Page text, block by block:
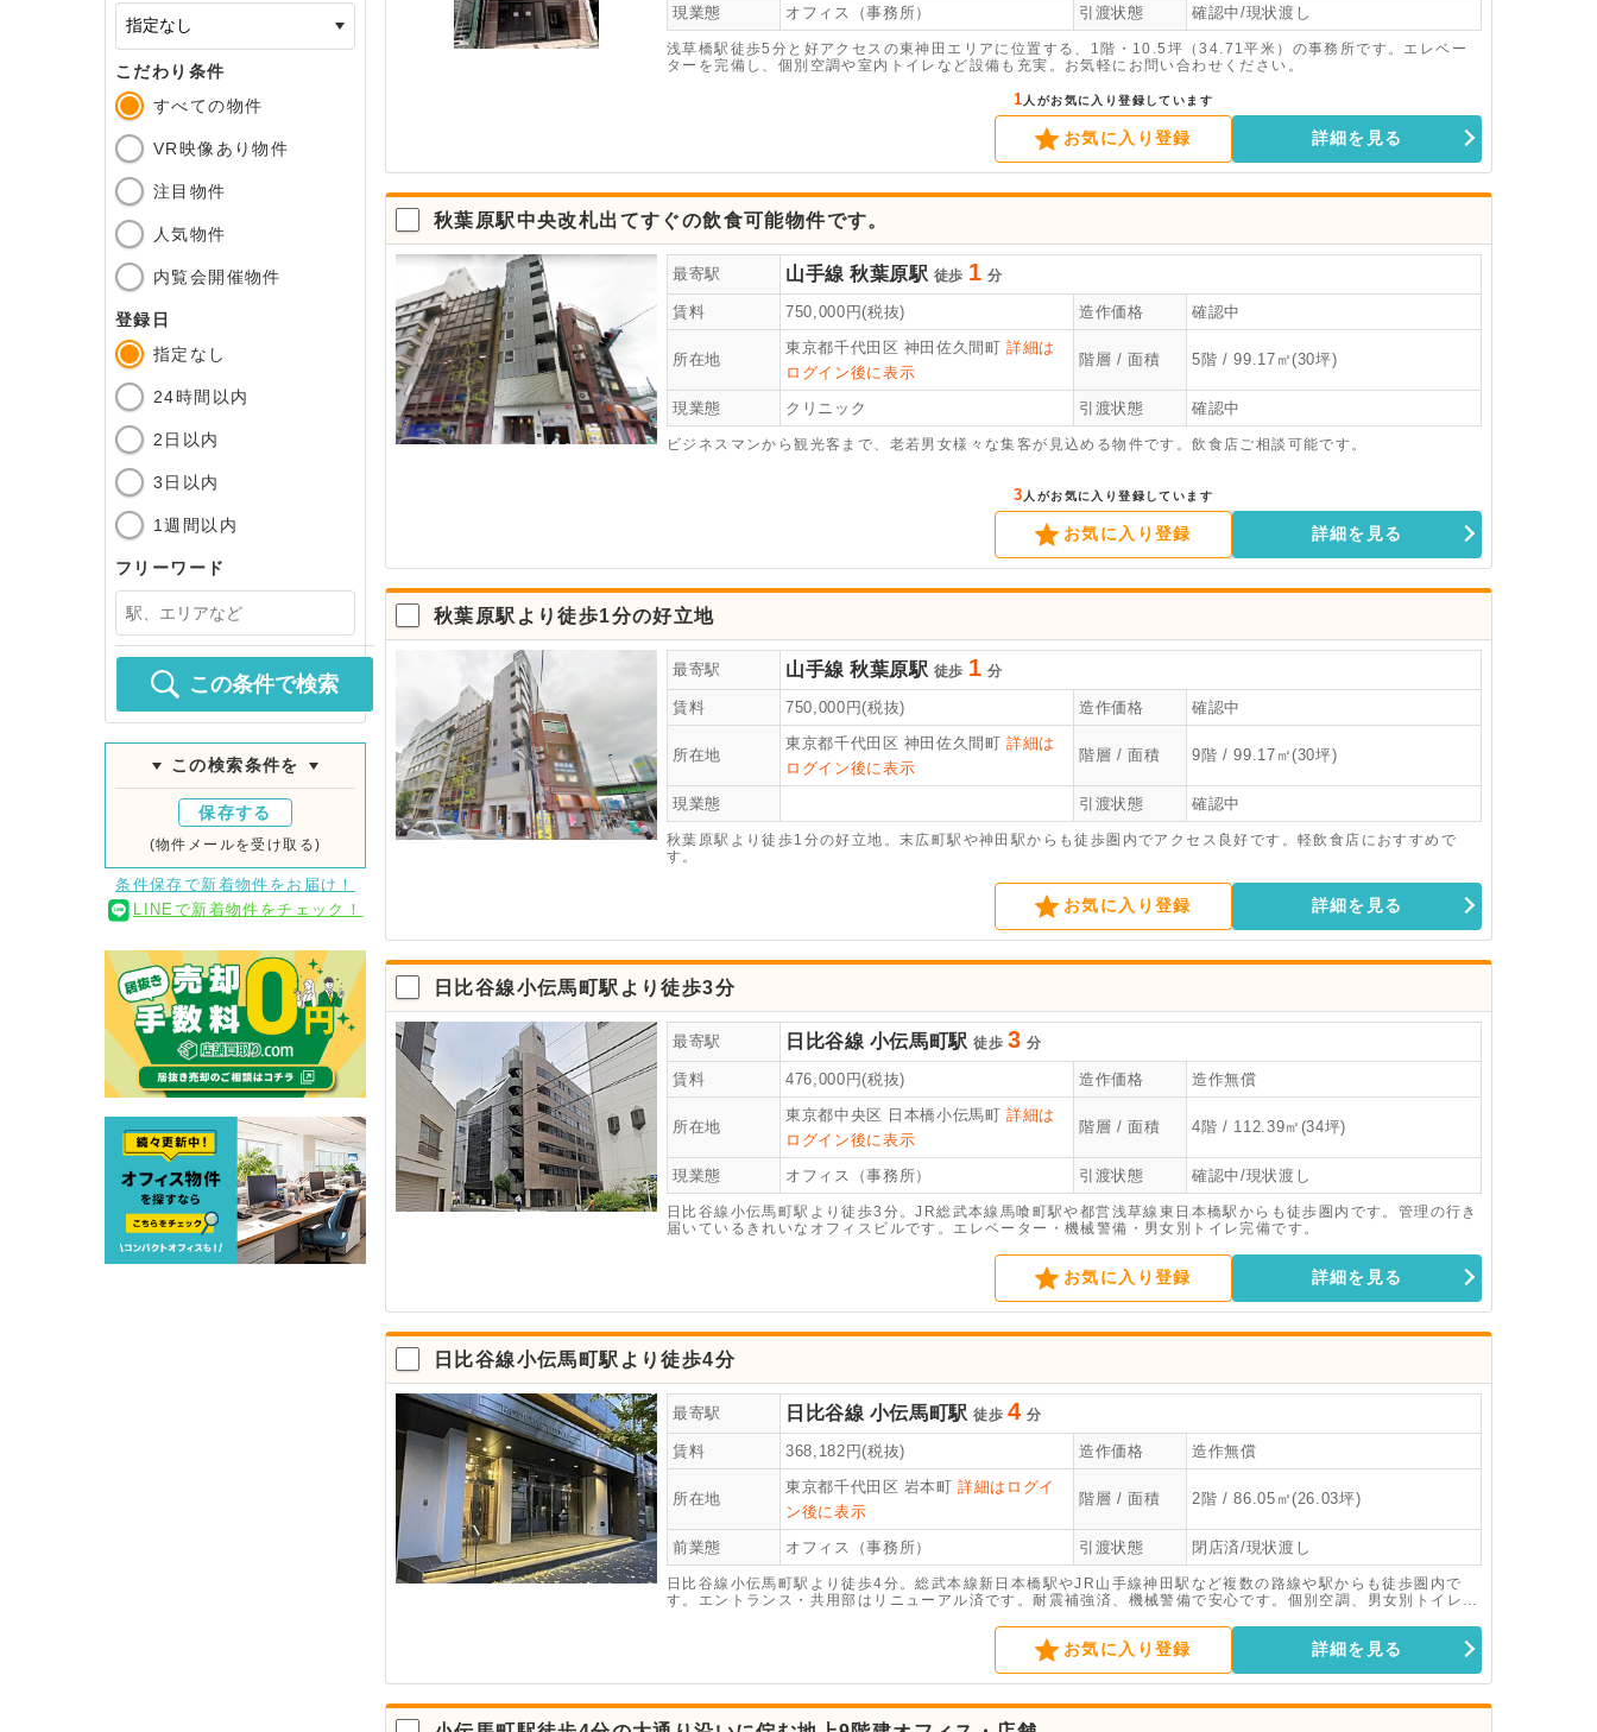
こだわり条件
すべての物件
VR映像あり物件
注目物件
人気物件
内覧会開催物件
登録日
指定なし
24時間以内
2日以内
3日以内
1週間以内
フリーワード
この条件で検索
この検索条件を
保存する
(物件メールを受け取る)
条件保存で新着物件をお届け！
LINEで新着物件をチェック！
現業態 オフィス（事務所） 引渡状態 確認中/現状渡し
浅草橋駅徒歩5分と好アクセスの東神田エリアに位置する、1階・10.5坪（34.71平米）の事務所です。エレベー
ターを完備し、個別空調や室内トイレなど設備も充実。お気軽にお問い合わせください。
1 人がお気に入り登録しています
お気に入り登録 詳細を見る
秋葉原駅中央改札出てすぐの飲食可能物件です。
最寄駅 山手線 秋葉原駅 徒歩 1 分
賃料 750,000円(税抜) 造作価格 確認中
所在地
東京都千代田区 神田佐久間町詳細は
ログイン後に表示
階層 / 面積 5階 / 99.17㎡(30坪)
現業態 クリニック 引渡状態 確認中
ビジネスマンから観光客まで、老若男女様々な集客が見込める物件です。飲食店ご相談可能です。
3 人がお気に入り登録しています
お気に入り登録 詳細を見る
秋葉原駅より徒歩1分の好立地
最寄駅 山手線 秋葉原駅 徒歩 1 分
賃料 750,000円(税抜) 造作価格 確認中
所在地
東京都千代田区 神田佐久間町詳細は
ログイン後に表示
階層 / 面積 9階 / 99.17㎡(30坪)
現業態 引渡状態 確認中
秋葉原駅より徒歩1分の好立地。末広町駅や神田駅からも徒歩圏内でアクセス良好です。軽飲食店におすすめで
す。
お気に入り登録 詳細を見る
日比谷線小伝馬町駅より徒歩3分
最寄駅 日比谷線 小伝馬町駅 徒歩 3 分
賃料 476,000円(税抜) 造作価格 造作無償
所在地
東京都中央区 日本橋小伝馬町詳細は
ログイン後に表示
階層 / 面積 4階 / 112.39㎡(34坪)
現業態 オフィス（事務所） 引渡状態 確認中/現状渡し
日比谷線小伝馬町駅より徒歩3分。JR総武本線馬喰町駅や都営浅草線東日本橋駅からも徒歩圏内です。管理の行き
届いているきれいなオフィスビルです。エレベーター・機械警備・男女別トイレ完備です。
お気に入り登録 詳細を見る
日比谷線小伝馬町駅より徒歩4分
最寄駅 日比谷線 小伝馬町駅 徒歩 4 分
賃料 368,182円(税抜) 造作価格 造作無償
所在地
東京都千代田区 岩本町詳細はログイ
ン後に表示
階層 / 面積 2階 / 86.05㎡(26.03坪)
前業態 オフィス（事務所） 引渡状態 閉店済/現状渡し
日比谷線小伝馬町駅より徒歩4分。総武本線新日本橋駅やJR山手線神田駅など複数の路線や駅からも徒歩圏内で
す。エントランス・共用部はリニューアル済です。耐震補強済、機械警備で安心です。個別空調、男女別トイレ完
お気に入り登録 詳細を見る